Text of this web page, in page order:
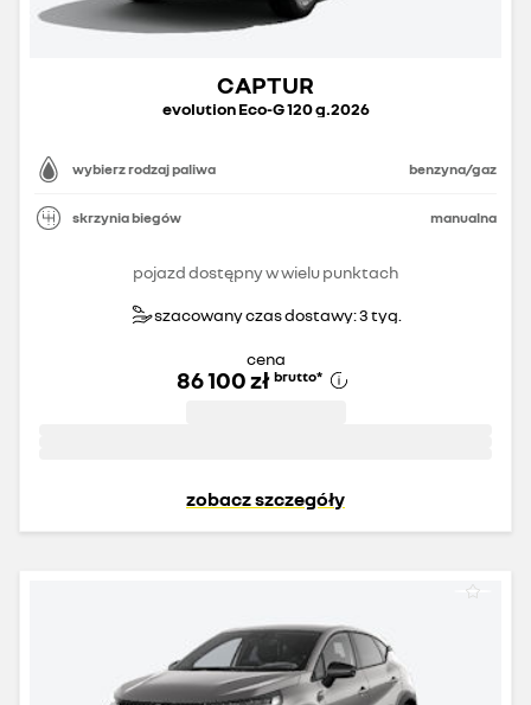
CAPTUR
evolution Eco-G 120 g.2026
wybierz rodzaj paliwa benzyna/gaz
skrzynia biegów manualna
pojazd dostępny w wielu punktach
szacowany czas dostawy: 3 tyg.
cena
86 100 zł brutto*
zobacz szczegóły